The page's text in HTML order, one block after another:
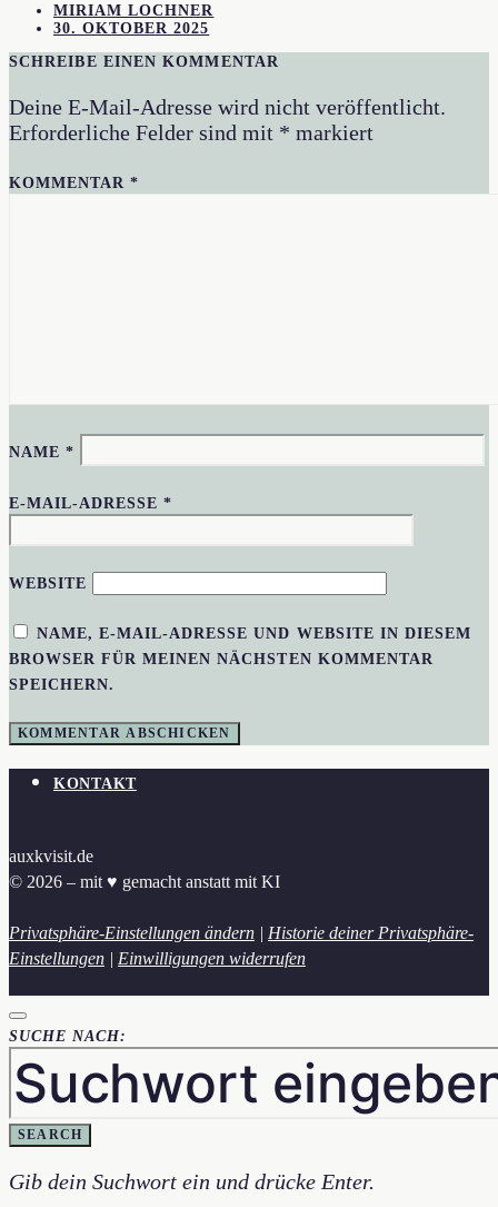
MIRIAM LOCHNER
30. OKTOBER 2025
SCHREIBE EINEN KOMMENTAR
Deine E-Mail-Adresse wird nicht veröffentlicht.
Erforderliche Felder sind mit * markiert
KOMMENTAR*
NAME*
E-MAIL-ADRESSE*
WEBSITE
NAME, E-MAIL-ADRESSE UND WEBSITE IN DIESEM
BROWSER FÜR MEINEN NÄCHSTEN KOMMENTAR
SPEICHERN.
KONTAKT
auxkvisit.de
© 2026 – mit ♥︎ gemacht anstatt mit KI
Privatsphäre-Einstellungen ändern | Historie deiner Privatsphäre-
Einstellungen | Einwilligungen widerrufen
SUCHE NACH:
SEARCH
Gib dein Suchwort ein und drücke Enter.